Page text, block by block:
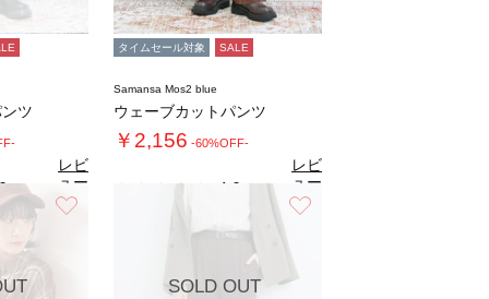
ツ
（1）
レビ
ュー
を見
る
タイムセール対象 SALE
Samansa Mos2 blue
ウェーブカットパンツ
￥2,156 -60%OFF-
4.0 （3）
レビ
ュー
を見
る
SOLD OUT